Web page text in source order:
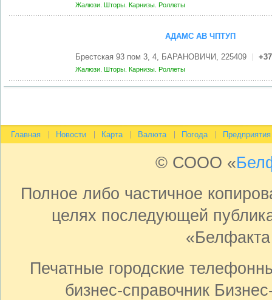
Жалюзи. Шторы. Карнизы. Роллеты
АДАМС АВ ЧПТУП
Брестская 93 пом 3, 4, БАРАНОВИЧИ, 225409
Жалюзи. Шторы. Карнизы. Роллеты
Главная Новости Карта Валюта Погода Предприятия
© СООО «
Полное либо частичное
целях последующей
Печатные городские
бизнес-справочник